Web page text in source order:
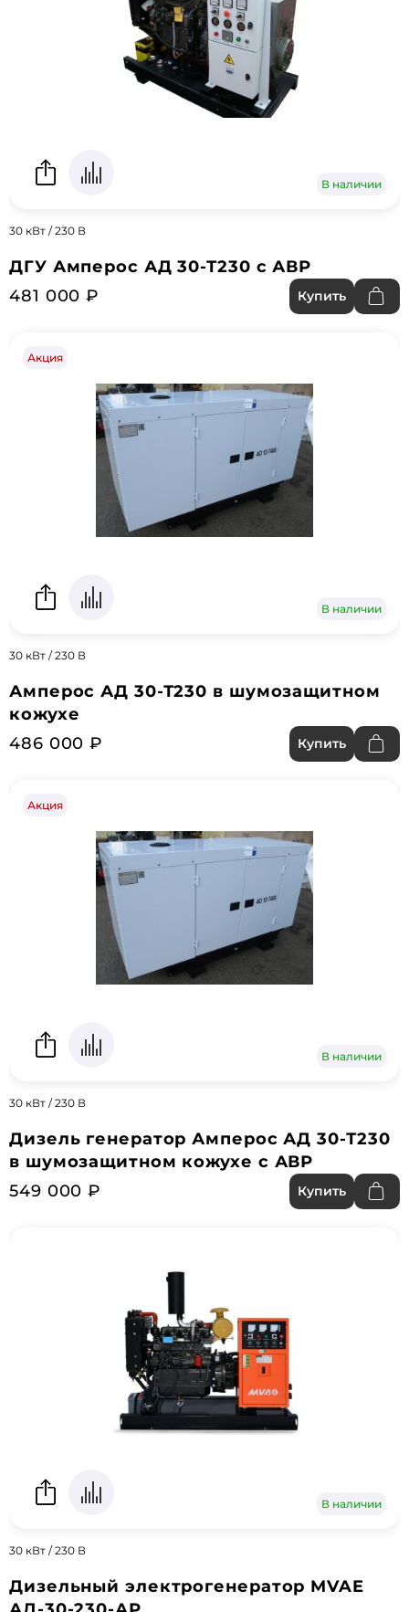
В наличии
30 кВт / 230 В
ДГУ Амперос АД 30-Т230 с АВР
481 000 ₽
Купить
Акция
В наличии
30 кВт / 230 В
Амперос АД 30-Т230 в шумозащитном
кожухе
486 000 ₽
Купить
Акция
В наличии
30 кВт / 230 В
Дизель генератор Амперос АД 30-Т230
в шумозащитном кожухе с АВР
549 000 ₽
Купить
В наличии
30 кВт / 230 В
Дизельный электрогенератор MVAE